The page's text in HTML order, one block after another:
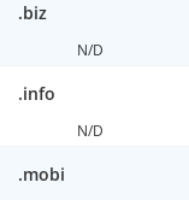
.biz
N/D
.info
N/D
.mobi